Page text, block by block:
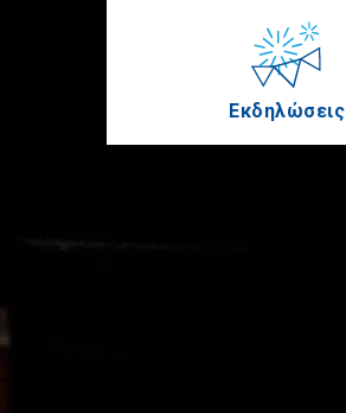
Εκδηλώσεις